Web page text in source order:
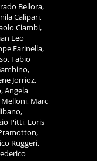
Bellora,
Calipari,
Ciambi,
Leo
Farinella,
Fabio
Jorrioz,
Angela
Marc
Pitti, Loris
Ruggeri,